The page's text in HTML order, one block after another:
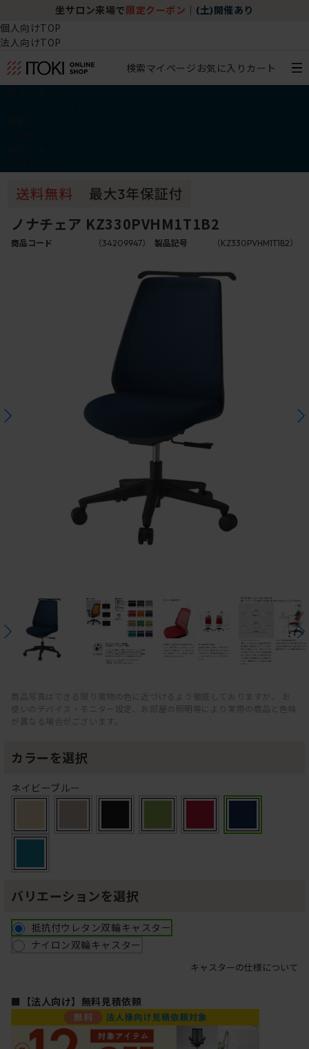
坐サロン来場で 限定クーポン (土)開催あり
個人向けTOP
法人向けTOP
検索マイページ お気に入り カート
ノナチェア KZ330PVHM1T1B2
商品コード （34209947） 製品記号 （KZ330PVHM1T1B2）
商品写真はできる限り実物の色に近づけるよう徹底しておりますが、 お
使いのデバイス・モニター設定、お部屋の照明等により実際の商品と色味
が異なる場合がございます。
カラーを選択
ネイビーブルー
バリエーションを選択
抵抗付ウレタン双輪キャスター
ナイロン双輪キャスター
キャスターの仕様について
■【法人向け】無料見積依頼